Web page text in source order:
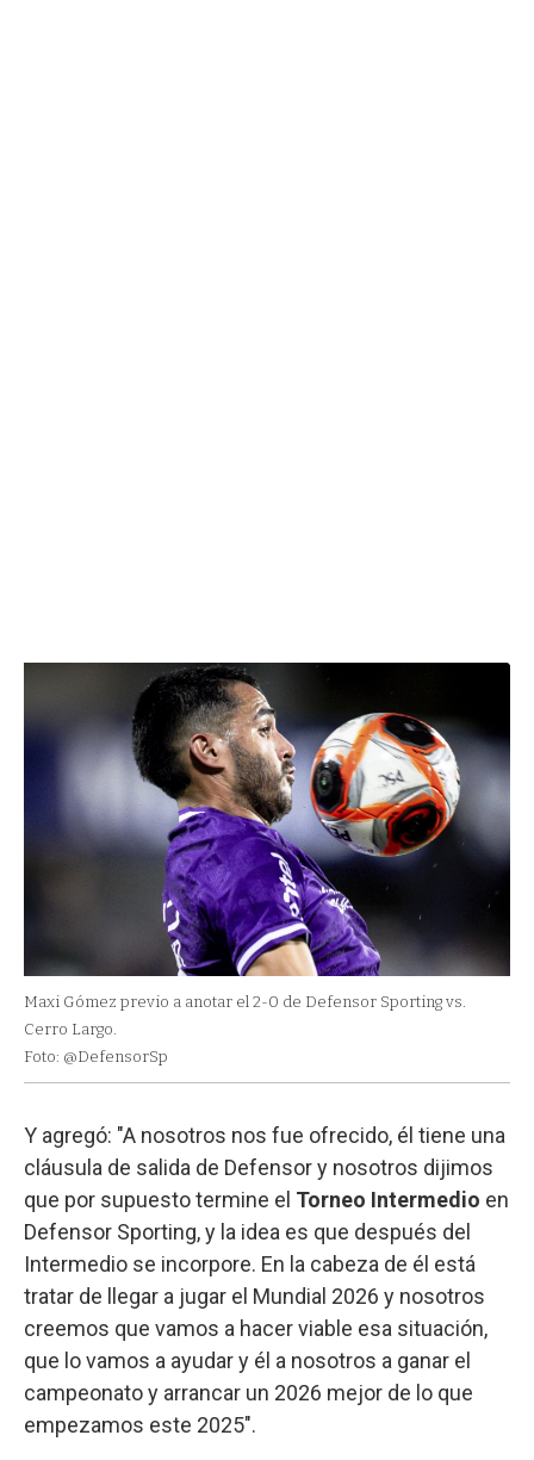
Maxi Gómez previo a anotar el 2-0 de Defensor Sporting vs.
Cerro Largo.
Foto: @DefensorSp
Y agregó: "A nosotros nos fue ofrecido, él tiene una
cláusula de salida de Defensor y nosotros dijimos
que por supuesto termine el Torneo Intermedio en
Defensor Sporting, y la idea es que después del
Intermedio se incorpore. En la cabeza de él está
tratar de llegar a jugar el Mundial 2026 y nosotros
creemos que vamos a hacer viable esa situación,
que lo vamos a ayudar y él a nosotros a ganar el
campeonato y arrancar un 2026 mejor de lo que
empezamos este 2025".